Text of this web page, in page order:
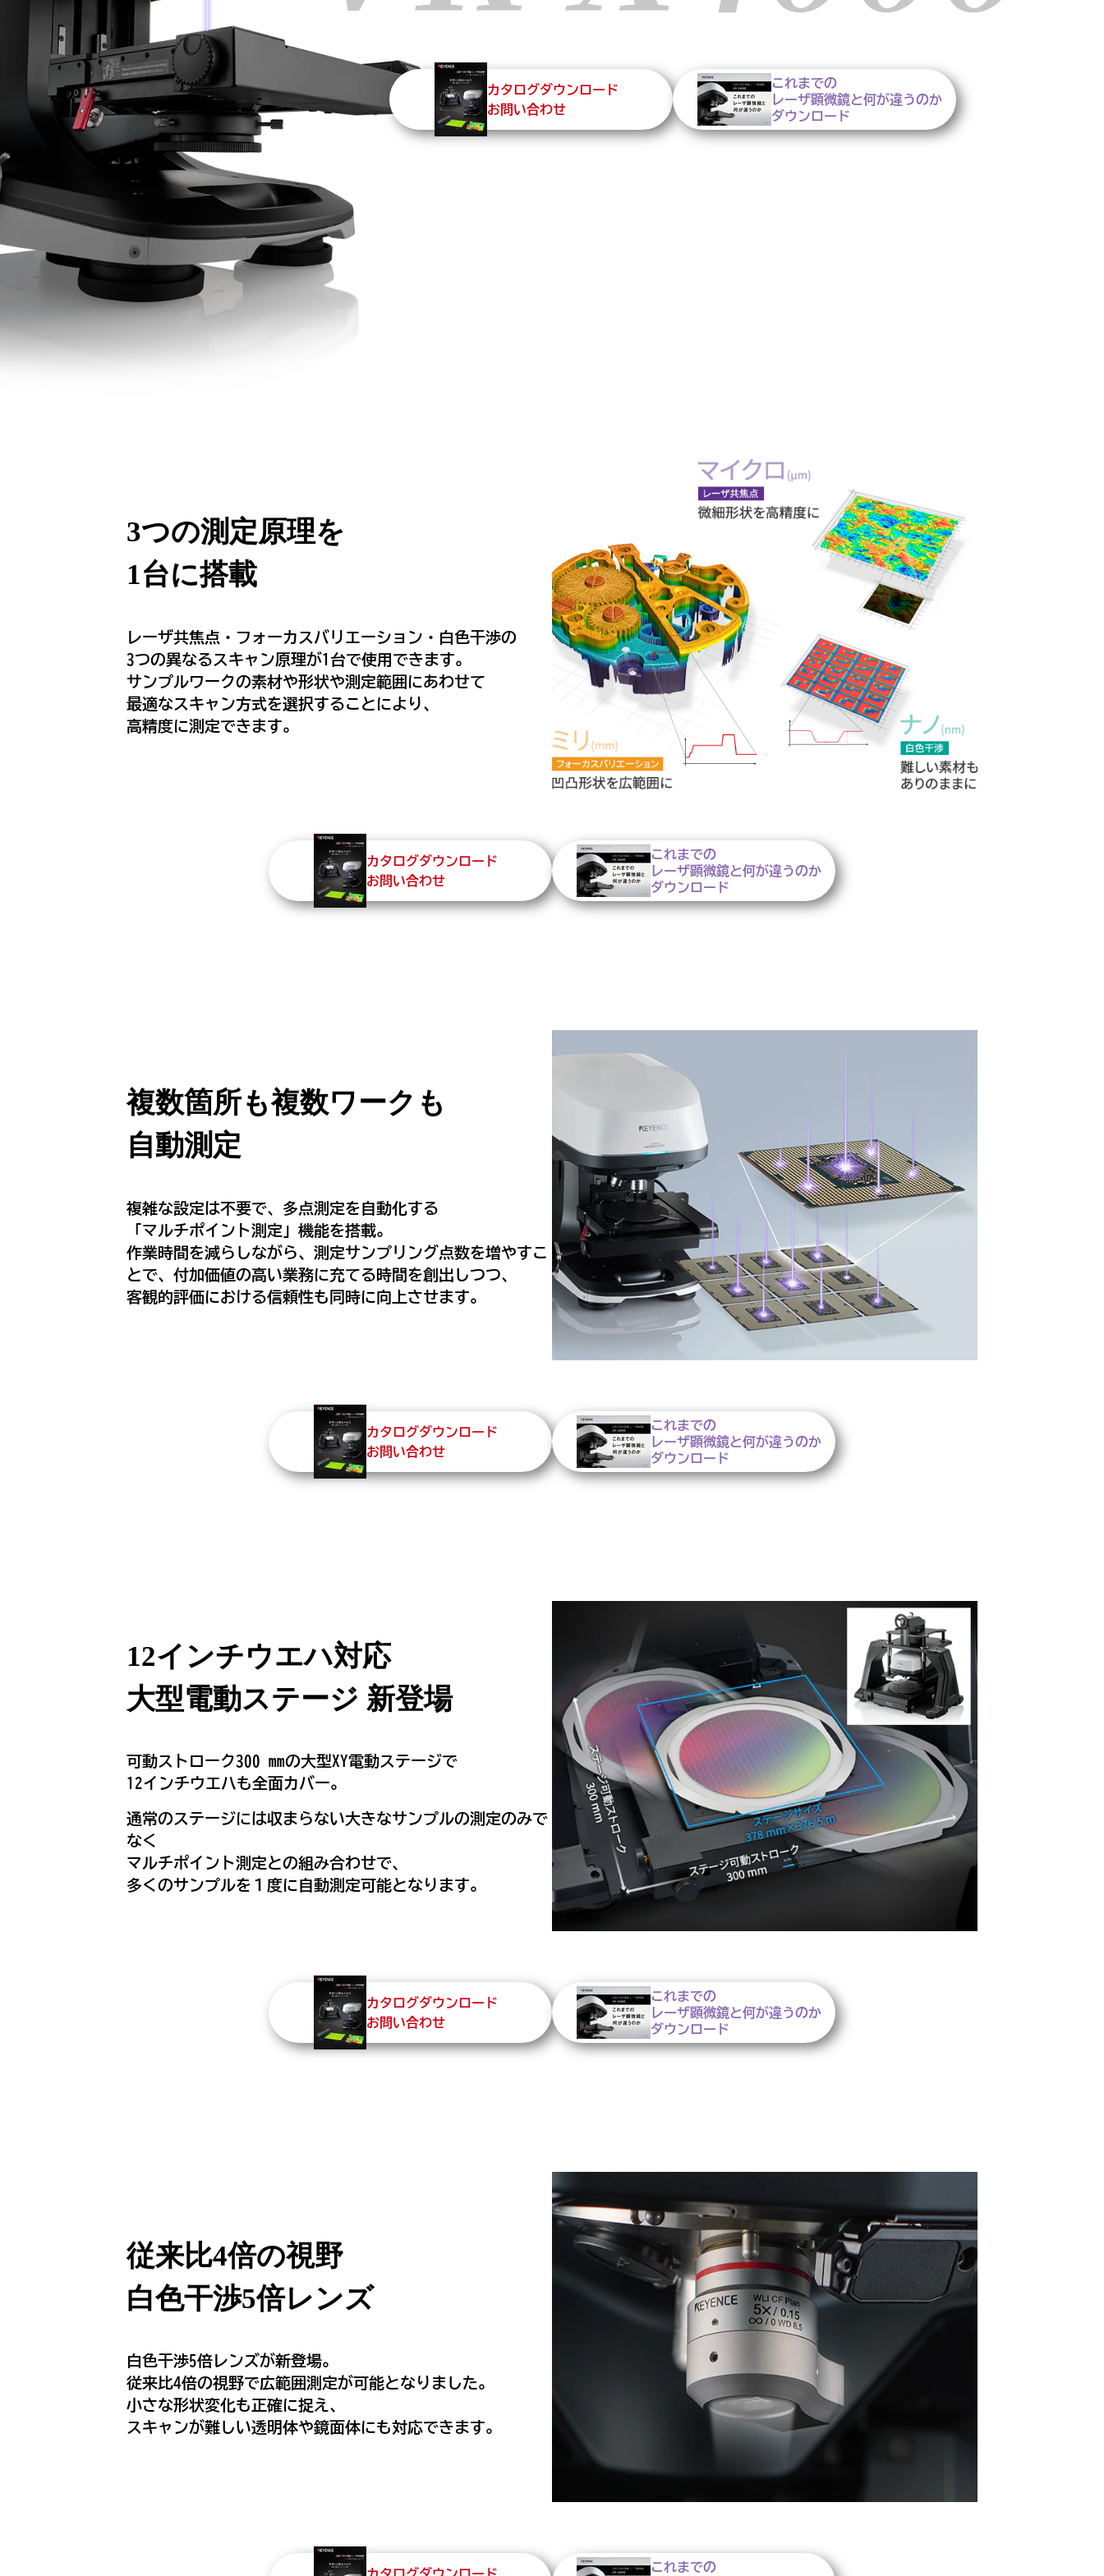
カタログダウンロード
お問い合わせ
これまでの
レーザ顕微鏡と何が違うのか
ダウンロード
3つの測定原理を
1台に搭載
レーザ共焦点・フォーカスバリエーション・白色干渉の
3つの異なるスキャン原理が1台で使用できます。
サンプルワークの素材や形状や測定範囲にあわせて
最適なスキャン方式を選択することにより、
高精度に測定できます。
カタログダウンロード
お問い合わせ
これまでの
レーザ顕微鏡と何が違うのか
ダウンロード
複数箇所も複数ワークも
自動測定
複雑な設定は不要で、多点測定を自動化する
「マルチポイント測定」機能を搭載。
作業時間を減らしながら、測定サンプリング点数を増やすこ
とで、付加価値の高い業務に充てる時間を創出しつつ、
客観的評価における信頼性も同時に向上させます。
カタログダウンロード
お問い合わせ
これまでの
レーザ顕微鏡と何が違うのか
ダウンロード
12インチウエハ対応
大型電動ステージ 新登場
可動ストローク300 mmの大型XY電動ステージで
12インチウエハも全面カバー。
通常のステージには収まらない大きなサンプルの測定のみで
なく
マルチポイント測定との組み合わせで、
多くのサンプルを１度に自動測定可能となります。
カタログダウンロード
お問い合わせ
これまでの
レーザ顕微鏡と何が違うのか
ダウンロード
従来比4倍の視野
白色干渉5倍レンズ
白色干渉5倍レンズが新登場。
従来比4倍の視野で広範囲測定が可能となりました。
小さな形状変化も正確に捉え、
スキャンが難しい透明体や鏡面体にも対応できます。
これまでの